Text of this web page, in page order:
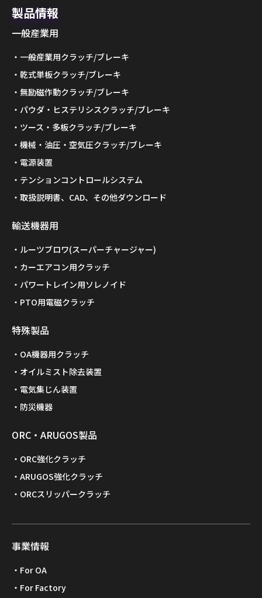
製品情報
一般産業用
一般産業用クラッチ/ブレーキ
乾式単板クラッチ/ブレーキ
無励磁作動クラッチ/ブレーキ
パウダ・ヒステリシスクラッチ/ブレーキ
ツース・多板クラッチ/ブレーキ
機械・油圧・空気圧クラッチ/ブレーキ
電源装置
テンションコントロールシステム
取扱説明書、CAD、その他ダウンロード
輸送機器用
ルーツブロワ(スーパーチャージャー)
カーエアコン用クラッチ
パワートレイン用ソレノイド
PTO用電磁クラッチ
特殊製品
OA機器用クラッチ
オイルミスト除去装置
電気集じん装置
防災機器
ORC・ARUGOS製品
ORC強化クラッチ
ARUGOS強化クラッチ
ORCスリッパークラッチ
事業情報
For OA
For Factory